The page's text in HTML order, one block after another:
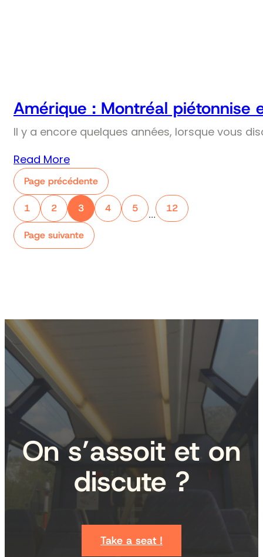
Amérique : Montréal piétonnise
Il y a encore quelques années, lorsque vous
Read More
Page précédente
1 2 3 4 5
…
12
Page suivante
On s’assoit et on
discute ?
Take a seat !